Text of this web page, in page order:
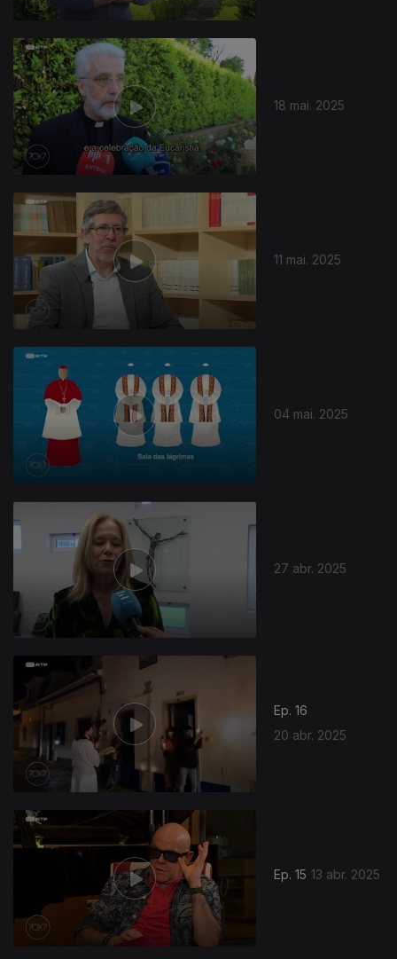
18 mai. 2025
11 mai. 2025
04 mai. 2025
27 abr. 2025
Ep. 16
20 abr. 2025
Ep. 15 13 abr. 2025